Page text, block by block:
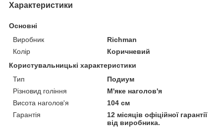
Характеристики
Основні
Виробник
Richman
Колір
Коричневий
Користувальницькі характеристики
Тип
Подиум
Різновид гоління
М'яке наголов'я
Висота наголов'я
104 см
Гарантія
12 місяців офіційної гарантії
від виробника.